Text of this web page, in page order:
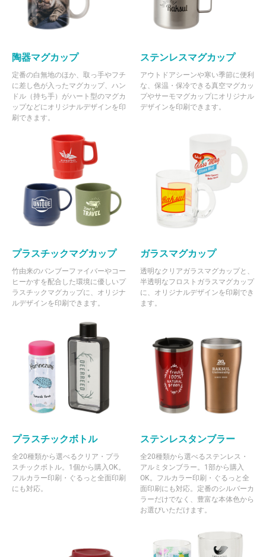
陶器マグカップ
定番の白無地のほか、取っ手やフチ
に差し色が入ったマグカップ、ハン
ドル（持ち手）がハート型のマグカ
ップなどにオリジナルデザインを印
刷できます。
ステンレスマグカップ
アウトドアシーンや寒い季節に便利
な、保温・保冷できる真空マグカッ
プやサーモマグカップにオリジナル
デザインを印刷できます。
プラスチックマグカップ
竹由来のバンブーファイバーやコー
ヒーかすを配合した環境に優しいプ
ラスチックマグカップに、オリジナ
ルデザインを印刷できます。
ガラスマグカップ
透明なクリアガラスマグカップと、
半透明なフロストガラスマグカップ
に、オリジナルデザインを印刷でき
ます。
プラスチックボトル
全20種類から選べるクリア・プラ
スチックボトル。1個から購入OK。
フルカラー印刷・ぐるっと全面印刷
にも対応。
ステンレスタンブラー
全20種類から選べるステンレス・
アルミタンブラー。1部から購入
OK。フルカラー印刷・ぐるっと全
面印刷にも対応。定番のシルバーカ
ラーだけでなく、豊富な本体色から
お選びいただけます。